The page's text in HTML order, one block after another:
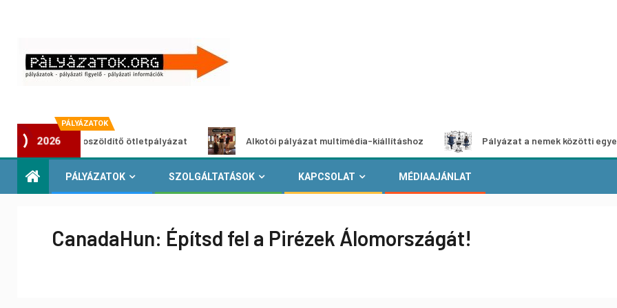
PÁLYÁZATOK
2026
Városzöldítő ötletpályázat Alkotói pályázat multimédia-kiállításhoz Pályázat a nemek közötti egyenlőség
PÁLYÁZATOK SZOLGÁLTATÁSOK KAPCSOLAT MÉDIAAJÁNLAT
CanadaHun: Építsd fel a Pirézek Álomországát!